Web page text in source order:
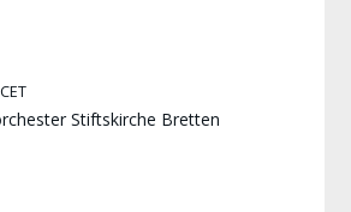
Stiftskirche Bretten